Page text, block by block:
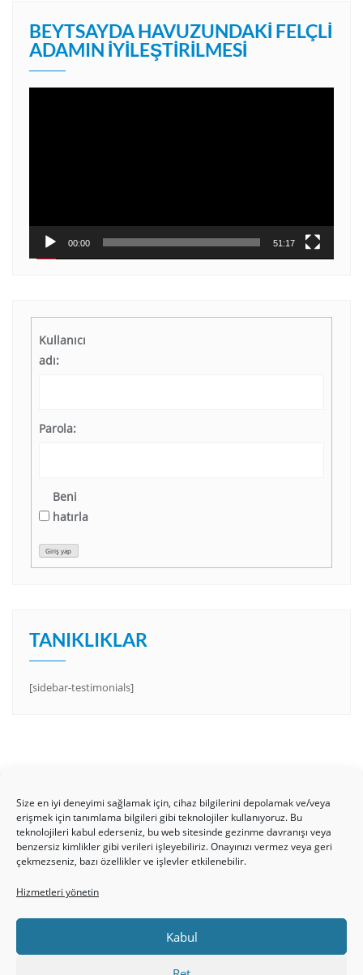
Size en iyi deneyimi sağlamak için, cihaz bilgilerini depolamak ve/veya
erişmek için tanımlama bilgileri gibi teknolojiler kullanıyoruz. Bu
teknolojileri kabul ederseniz, bu web sitesinde gezinme davranışı veya
benzersiz kimlikler gibi verileri işleyebiliriz. Onayınızı vermez veya geri
çekmezseniz, bazı özellikler ve işlevler etkilenebilir.
Hizmetleri yönetin
Kabul
BEYTSAYDA HAVUZUNDAKI FELÇLI
ADAMIN İYILEŞTIRILMESI
00:00 51:17
Kullanıcı
adı:
Parola:
Beni
hatırla
Giriş yap
TANIKLIKLAR
[sidebar-testimonials]
HAKKIMIZDA Üyelik Kuralları
Bize Yazın
Online Kutsal Kitap
ABNSAT Türkiye – Canlı İzleyin
Ahuva Hizmetleri YouTube Sayfası